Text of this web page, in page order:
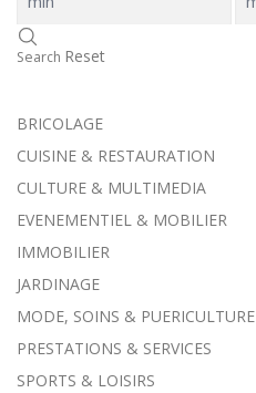
Search Reset
BRICOLAGE
CUISINE & RESTAURATION
CULTURE & MULTIMEDIA
EVENEMENTIEL & MOBILIER
IMMOBILIER
JARDINAGE
MODE, SOINS & PUERICULTURE
PRESTATIONS & SERVICES
SPORTS & LOISIRS